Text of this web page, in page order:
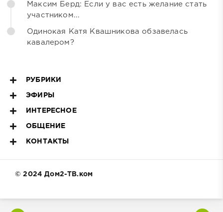
Максим Берд: Если у вас есть желание стать
участником...
Одинокая Катя Квашникова обзавелась
кавалером?
РУБРИКИ
ЭФИРЫ
ИНТЕРЕСНОЕ
ОБЩЕНИЕ
КОНТАКТЫ
© 2024 Дом2-ТВ.ком